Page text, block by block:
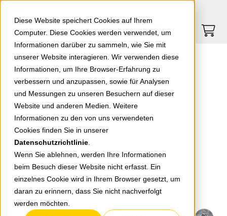
Diese Website speichert Cookies auf Ihrem
Computer. Diese Cookies werden verwendet, um
Informationen darüber zu sammeln, wie Sie mit
unserer Website interagieren. Wir verwenden diese
Informationen, um Ihre Browser-Erfahrung zu
verbessern und anzupassen, sowie für Analysen
und Messungen zu unseren Besuchern auf dieser
Website und anderen Medien. Weitere
Informationen zu den von uns verwendeten
Cookies finden Sie in unserer
Datenschutzrichtlinie
Wenn Sie ablehnen, werden Ihre Informationen
beim Besuch dieser Website nicht erfasst. Ein
einzelnes Cookie wird in Ihrem Browser gesetzt, um
daran zu erinnern, dass Sie nicht nachverfolgt
werden möchten.
Springe zu Hauptinhalt Springe zum Footer
0
zurück zur Übersicht